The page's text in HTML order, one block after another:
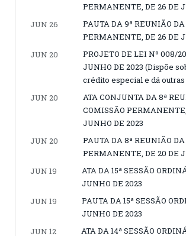
PERMANENTE, DE 26 DE
JUN 26
PAUTA DA 9ª REUNIÃO
PERMANENTE, DE 26 DE
JUN 20
PROJETO DE LEI Nº 008/
JUNHO DE 2023 (Dispõe
crédito especial e dá
JUN 20
ATA CONJUNTA DA 8ª
COMISSÃO
JUNHO DE 2023
JUN 20
PAUTA DA 8ª REUNIÃO
PERMANENTE, DE 20 DE
JUN 19
ATA DA 15ª SESSÃO
JUNHO DE 2023
JUN 19
PAUTA DA 15ª SESSÃO
JUNHO DE 2023
JUN 12
ATA DA 14ª SESSÃO